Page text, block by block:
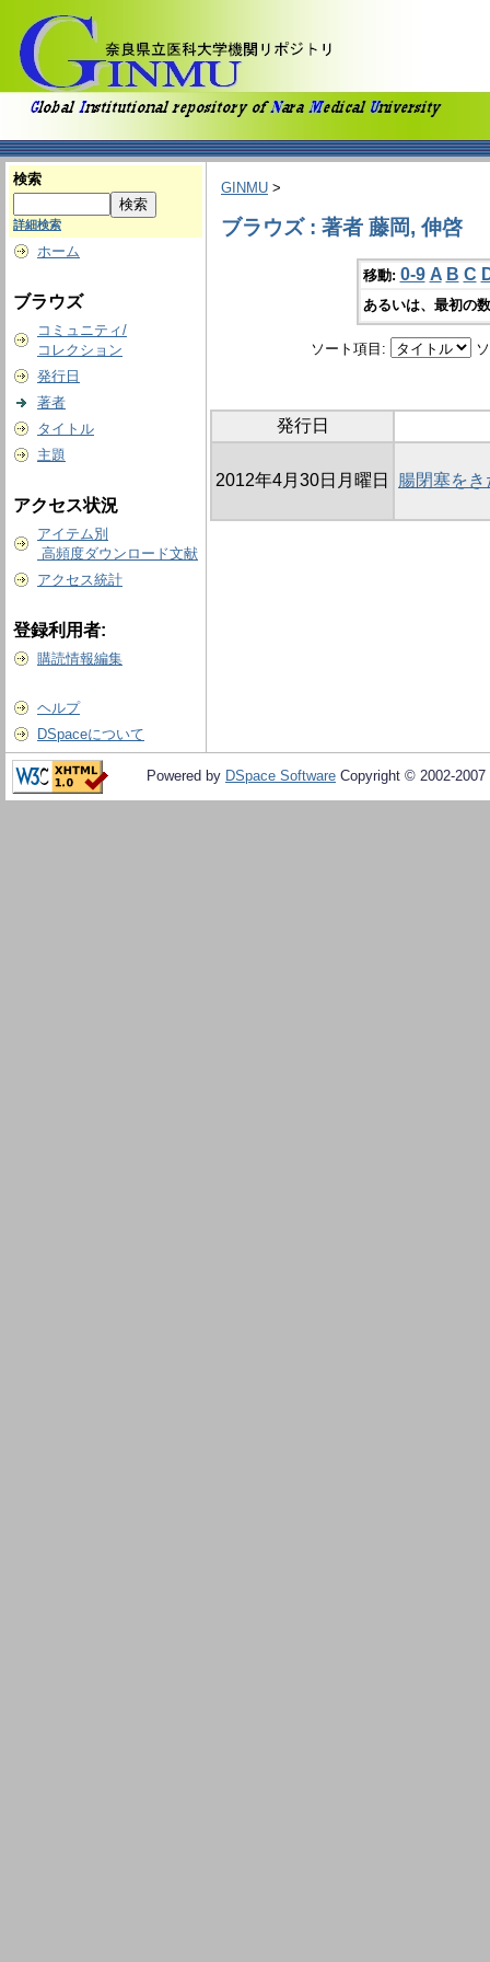
検索
詳細検索
ホーム
ブラウズ
コミュニティ/
コレクション
発行日
著者
タイトル
主題
アクセス状況
アイテム別
高頻度ダウンロード文献
アクセス統計
登録利用者:
購読情報編集
ヘルプ
DSpaceについて
GINMU >
ブラウズ : 著者 藤岡, 伸啓
移動: 0-9 A B C
あるいは、最初の
ソート項目:
発行日
2012年4月30日月曜日 腸閉塞を
Powered by DSpace Software Copyright © 2002-2007